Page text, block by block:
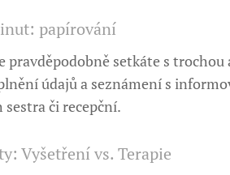
papírování
pravděpodobně setkáte s
údajů a seznámení s
či recepční.
Vyšetření vs. Terapie